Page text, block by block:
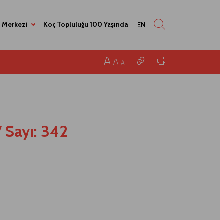
Koç Topluluğu 100 Yaşında EN
Sayı: 342